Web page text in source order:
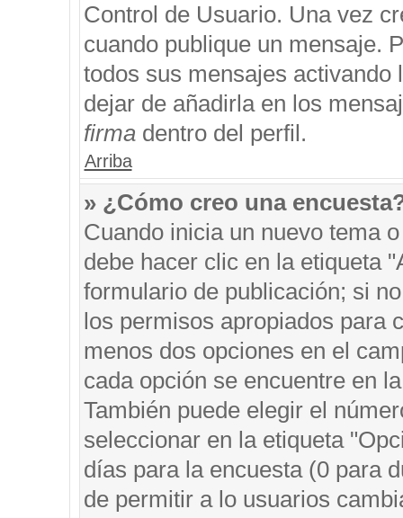
Control de Usuario. Una vez
cuando publique un mensaje.
todos sus mensajes
dejar de añadirla en los
firmadentro del perfil.
Arriba
» ¿Cómo creo una
Cuando inicia un nuevo tema
debe hacer clic en la etiqueta
formulario de publicación; si
los permisos apropiados para
menos dos opciones en el
cada opción se encuentre en
También puede elegir el
seleccionar en la etiqueta
días para la encuesta (0 para
de permitir a lo usuarios